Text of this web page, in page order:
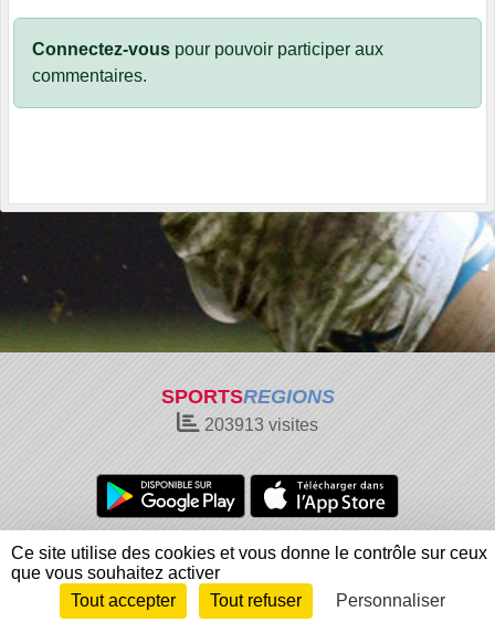
Connectez-vous pour pouvoir participer aux
commentaires.
SPORTSREGIONS
203913 visites
Charte cookies
Gestion des cookies
Informations légales
Signaler un contenu inapproprié
Envie de participer ?
Connexion
Ce site utilise des cookies et vous donne le contrôle sur ceux
que vous souhaitez activer
Tout accepter
Tout refuser Personnaliser